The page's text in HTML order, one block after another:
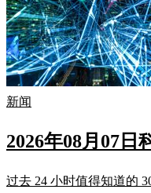
新闻
2026年08月07日
过去 24 小时值得知道的